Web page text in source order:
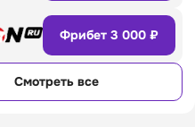
Фрибет 3 000 ₽
Смотреть все